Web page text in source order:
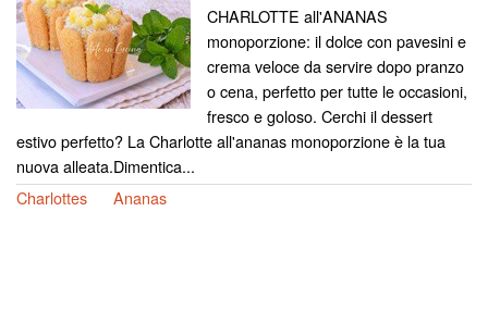
CHARLOTTE all'ANANAS
monoporzione: il dolce con pavesini e
crema veloce da servire dopo pranzo
o cena, perfetto per tutte le occasioni,
fresco e goloso. Cerchi il dessert
estivo perfetto? La Charlotte all'ananas monoporzione è la tua
nuova alleata.Dimentica...
Charlottes
Ananas